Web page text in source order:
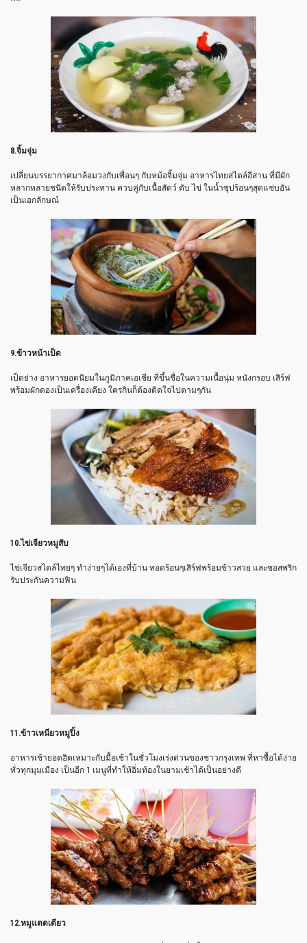
8.จิ้มจุ่ม
เปลี่ยนบรรยากาศมาล้อมวงกับเพื่อนๆ กับหม้อจิ้มจุ่ม อาหารไทยสไตล์อีสาน ที่มีผัก
หลากหลายชนิดให้รับประทาน ควบคู่กับเนื้อสัตว์ ตับ ไข่ ในน้ำซุปร้อนๆสุดแซ่บอัน
เป็นเอกลักษณ์
9.ข้าวหน้าเป็ด
เป็ดย่าง อาหารยอดนิยมในภูมิภาคเอเชีย ที่ขึ้นชื่อในความเนื้อนุ่ม หนังกรอบ เสิร์ฟ
พร้อมผักดองเป็นเครื่องเคียง ใครกินก็ต้องติดใจไปตามๆกัน
10.ไข่เจียวหมูสับ
ไข่เจียวสไตล์ไทยๆ ทำง่ายๆได้เองที่บ้าน ทอดร้อนๆเสิร์ฟพร้อมข้าวสวย และซอสพริก
รับประกันความฟิน
11.ข้าวเหนียวหมูปิ้ง
อาหารเช้ายอดฮิตเหมาะกับมื้อเช้าในชั่วโมงเร่งด่วนของชาวกรุงเทพ ที่หาซื้อได้ง่าย
ทั่วทุกมุมเมือง เป็นอีก 1 เมนูที่ทำให้อิ่มท้องในยามเช้าได้เป็นอย่างดี
12.หมูแดดเดียว